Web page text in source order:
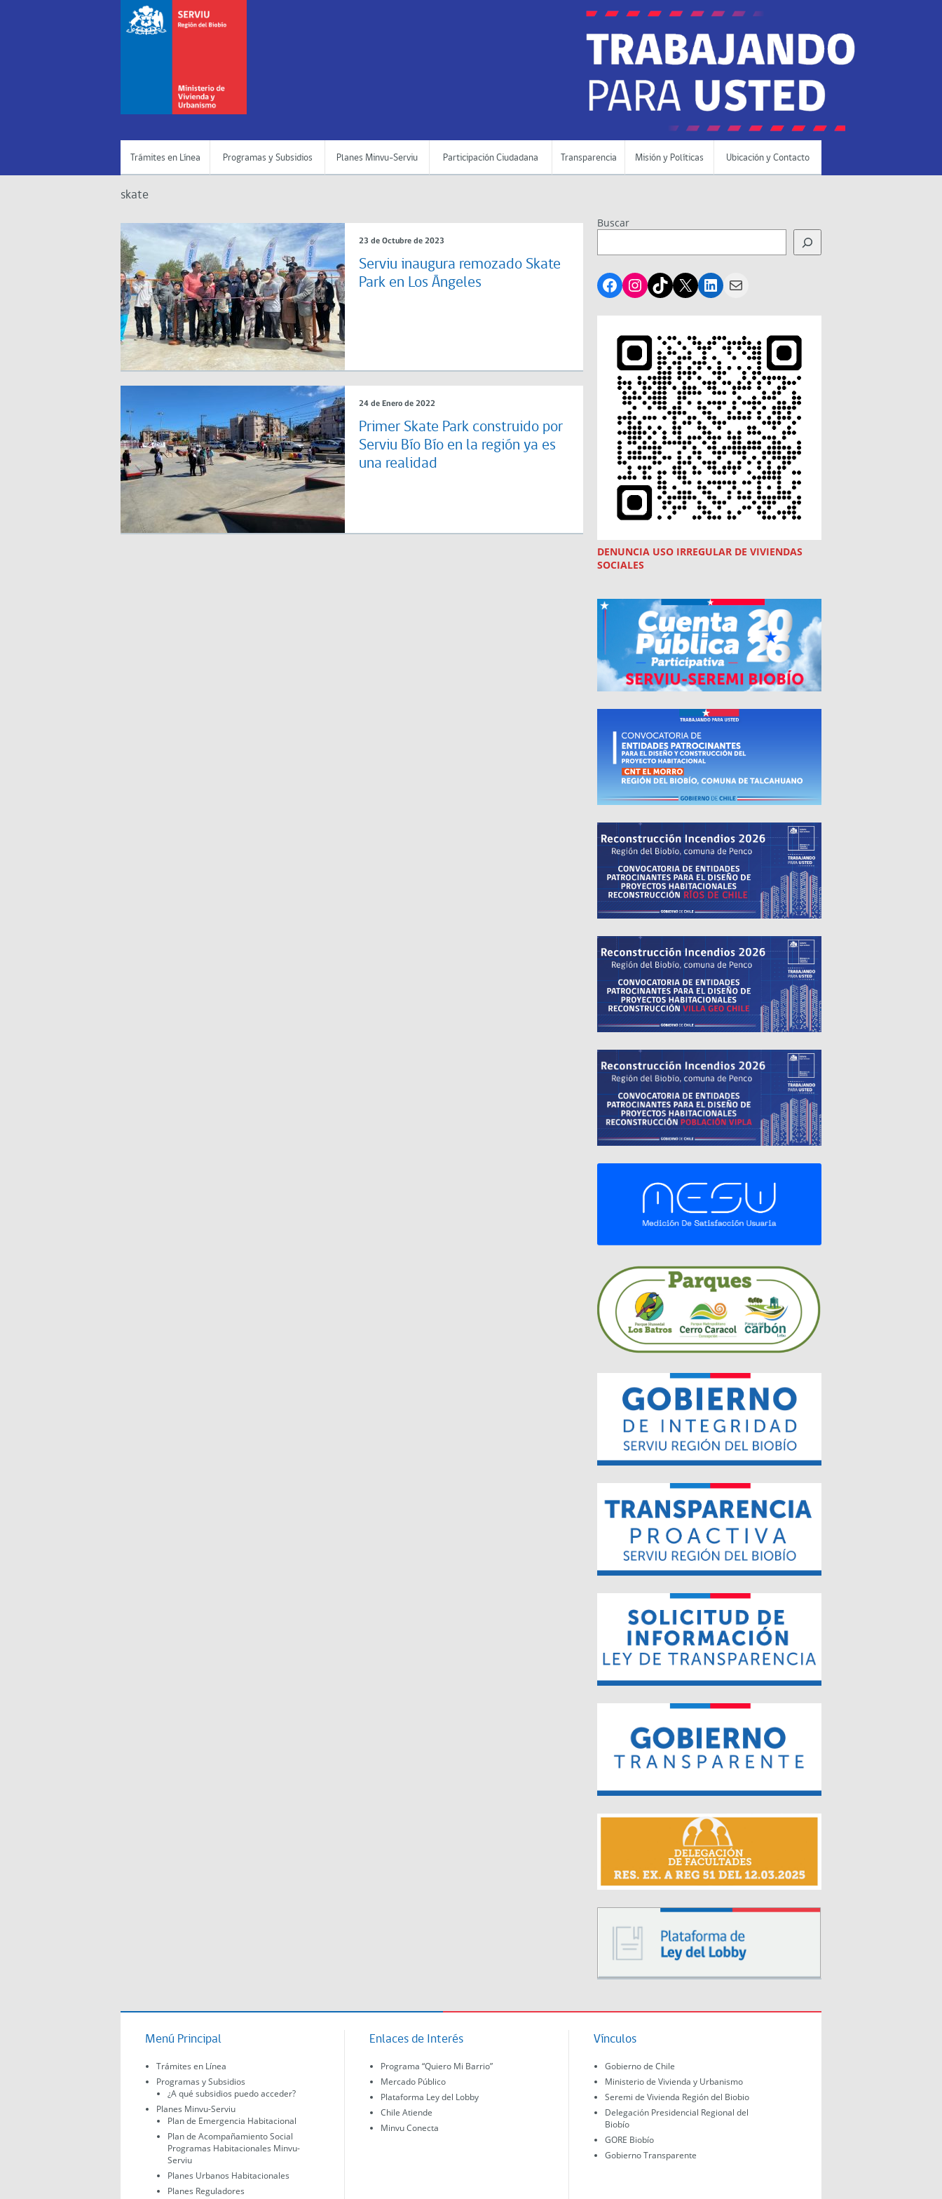
Trámites en Línea Programas y Subsidios Planes Minvu-Serviu Participación Ciudadana Transparencia Misión y Políticas Ubicación y Contacto
skate
23 de Octubre de 2023
Serviu inaugura remozado Skate
Park en Los Ángeles
24 de Enero de 2022
Primer Skate Park construido por
Serviu Bío Bío en la región ya es
una realidad
Buscar
Facebook
Instagram
TikTok
X LinkedIn
Mail
DENUNCIA USO IRREGULAR DE VIVIENDAS
SOCIALES
Menú Principal
Trámites en Línea
Programas y Subsidios
¿A qué subsidios puedo acceder?
Planes Minvu-Serviu
Plan de Emergencia Habitacional
Plan de Acompañamiento Social
Programas Habitacionales Minvu-
Serviu
Planes Urbanos Habitacionales
Planes Reguladores
Enlaces de Interés
Programa “Quiero Mi Barrio”
Mercado Público
Plataforma Ley del Lobby
Chile Atiende
Minvu Conecta
Vínculos
Gobierno de Chile
Ministerio de Vivienda y Urbanismo
Seremi de Vivienda Región del Biobio
Delegación Presidencial Regional del
Biobío
GORE Biobío
Gobierno Transparente